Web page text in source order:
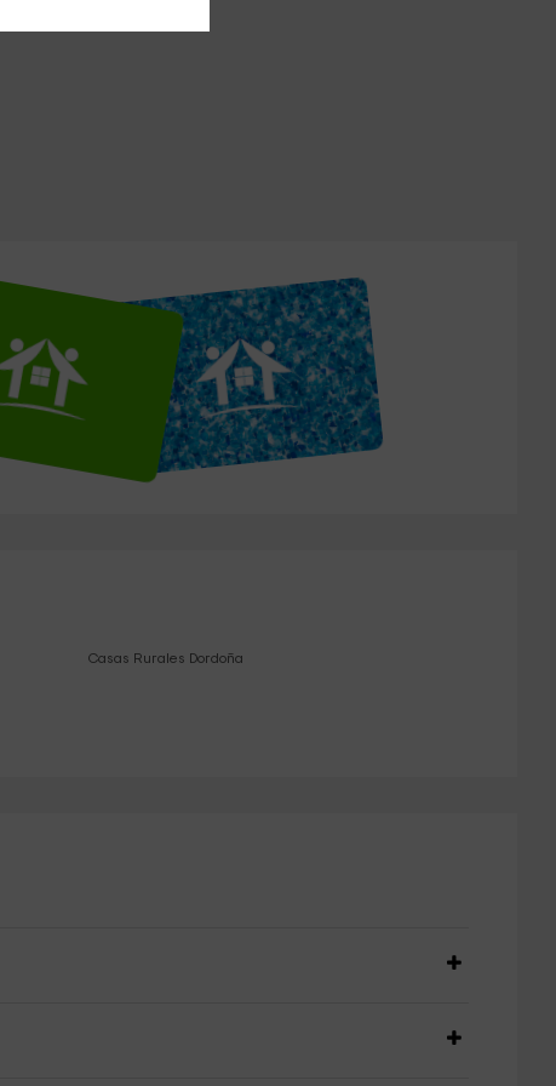
Casas Rurales Dordoña